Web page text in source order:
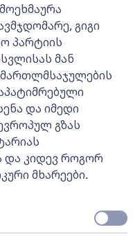
გიგი
პარტიის
მან
და იმედი
გზას
და კიდევ როგორ
მხარეები.